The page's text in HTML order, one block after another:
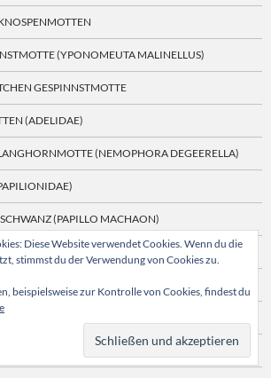
(YPONOMEUTA MALINELLUS)
GESPINNSTMOTTE
(ADELIDAE)
(NEMOPHORA DEGEERELLA)
(PAPILLO MACHAON)
(IPHICLIDES PODALIRIUS)
MACROGLOSSINAE
(HEMARIS FUCIFORMIS)
Diese Website verwendet Cookies. Wenn du die
stimmst du der Verwendung von Cookies zu.
beispielsweise zur Kontrolle von Cookies, findest du